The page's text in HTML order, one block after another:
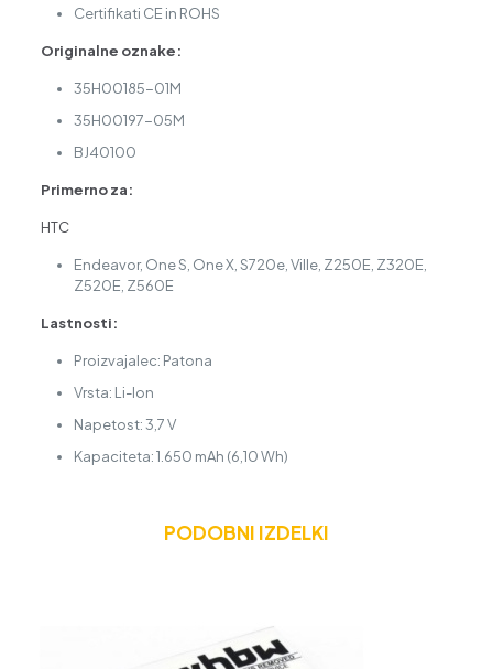
Certifikati CE in ROHS
Originalne oznake:
35H00185-01M
35H00197-05M
BJ40100
Primerno za:
HTC
Endeavor, One S, One X, S720e, Ville, Z250E, Z320E,
Z520E, Z560E
Lastnosti:
Proizvajalec: Patona
Vrsta: Li-Ion
Napetost: 3,7 V
Kapaciteta: 1.650 mAh (6,10 Wh)
PODOBNI IZDELKI